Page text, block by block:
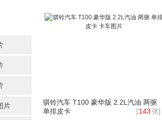
片
骐铃汽车 T100 豪华版 2.2L汽油 两驱
单排皮卡
[143 张]